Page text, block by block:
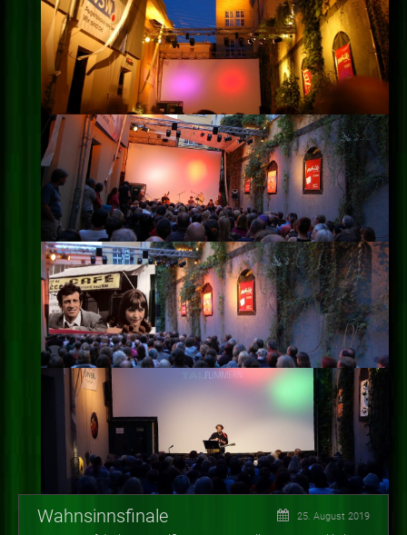
Wahnsinnsfinale 25. August 2019